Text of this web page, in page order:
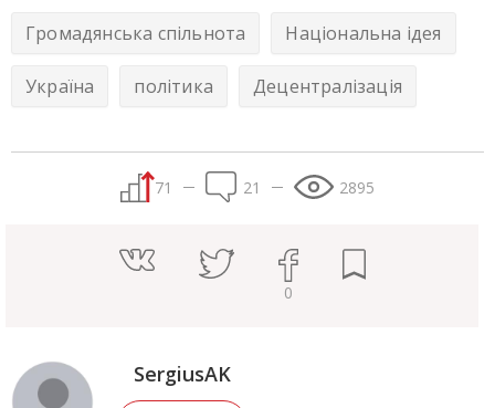
Громадянська спільнота Національна ідея
Україна політика Децентралізація
71 21 2895
0
SergiusAK